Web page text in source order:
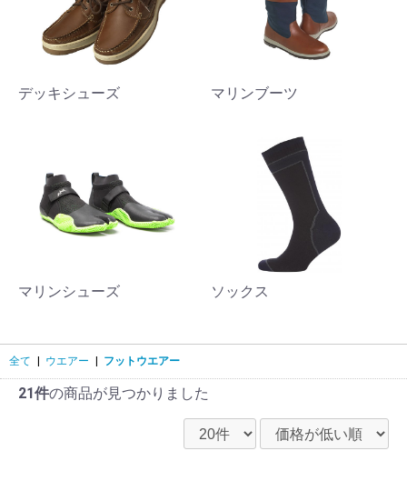
デッキシューズ マリンブーツ
マリンシューズ ソックス
全て ウエアー フットウエアー
21件の商品が見つかりました